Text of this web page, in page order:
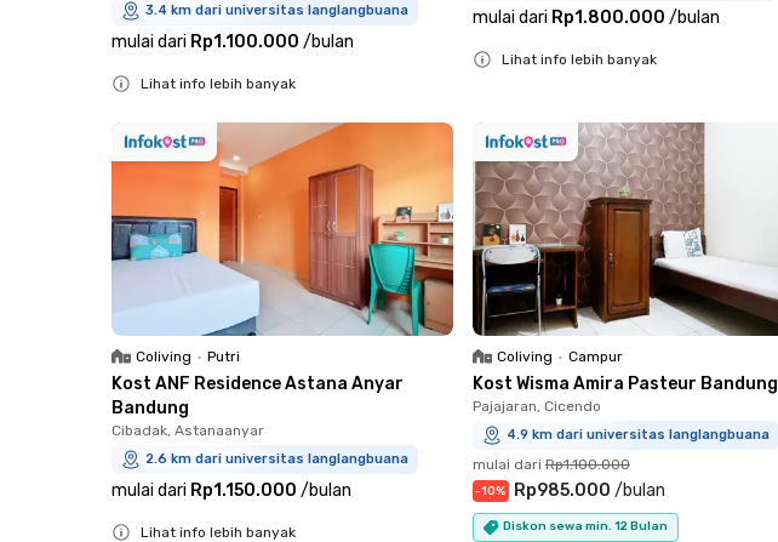
3.4 km dari universitas langlangbuana
mulai dari Rp1.100.000 /bulan
Lihat info lebih banyak
mulai dari Rp1.800.000 /bulan
Lihat info lebih banyak
Coliving • Putri
Kost ANF Residence Astana Anyar
Bandung
Cibadak, Astanaanyar
2.6 km dari universitas langlangbuana
mulai dari Rp1.150.000 /bulan
Lihat info lebih banyak
Coliving • Campur
Kost Wisma Amira Pasteur Bandung
Pajajaran, Cicendo
4.9 km dari universitas langlangbuana
mulai dari Rp1.100.000
-10% Rp985.000 /bulan
Diskon sewa min. 12 Bulan